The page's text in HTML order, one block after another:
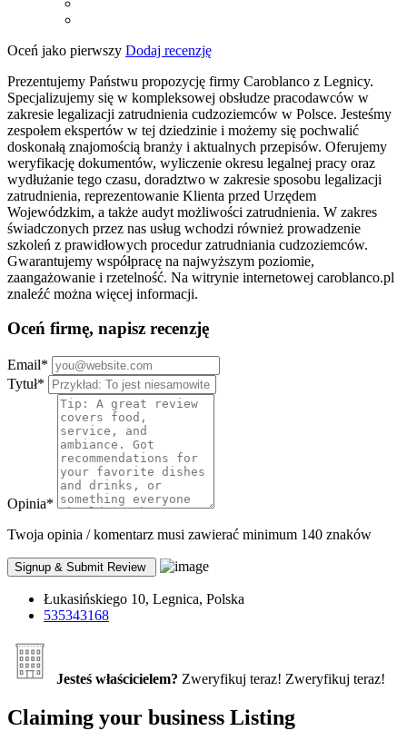
Oceń jako pierwszy Dodaj recenzję
Prezentujemy Państwu propozycję firmy Caroblanco z Legnicy.
Specjalizujemy się w kompleksowej obsłudze pracodawców w
zakresie legalizacji zatrudnienia cudzoziemców w Polsce. Jesteśmy
zespołem ekspertów w tej dziedzinie i możemy się pochwalić
doskonałą znajomością branży i aktualnych przepisów. Oferujemy
weryfikację dokumentów, wyliczenie okresu legalnej pracy oraz
wydłużanie tego czasu, doradztwo w zakresie sposobu legalizacji
zatrudnienia, reprezentowanie Klienta przed Urzędem
Wojewódzkim, a także audyt możliwości zatrudnienia. W zakres
świadczonych przez nas usług wchodzi również prowadzenie
szkoleń z prawidłowych procedur zatrudniania cudzoziemców.
Gwarantujemy współpracę na najwyższym poziomie,
zaangażowanie i rzetelność. Na witrynie internetowej caroblanco.pl
znaleźć można więcej informacji.
Oceń firmę, napisz recenzję
Email*
Tytuł*
Opinia*
Twoja opinia / komentarz musi zawierać minimum 140 znaków
Łukasińskiego 10, Legnica, Polska
535343168
Jesteś właścicielem? Zweryfikuj teraz! Zweryfikuj teraz!
Claiming your business Listing